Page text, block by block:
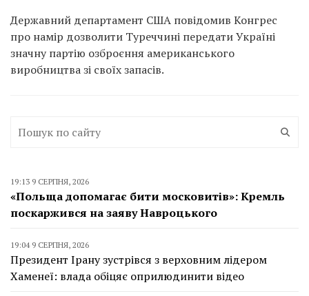
Державний департамент США повідомив Конгрес
про намір дозволити Туреччині передати Україні
значну партію озброєння американського
виробництва зі своїх запасів.
19:13 9 СЕРПНЯ, 2026
«Польща допомагає бити московитів»: Кремль
поскаржився на заяву Навроцького
19:04 9 СЕРПНЯ, 2026
Президент Ірану зустрівся з верховним лідером
Хаменеї: влада обіцяє оприлюдинити відео